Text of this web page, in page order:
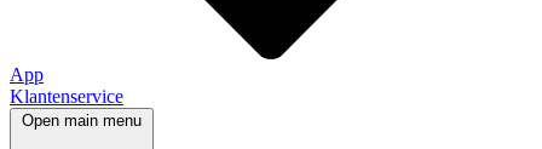
App
Klantenservice
Open main menu